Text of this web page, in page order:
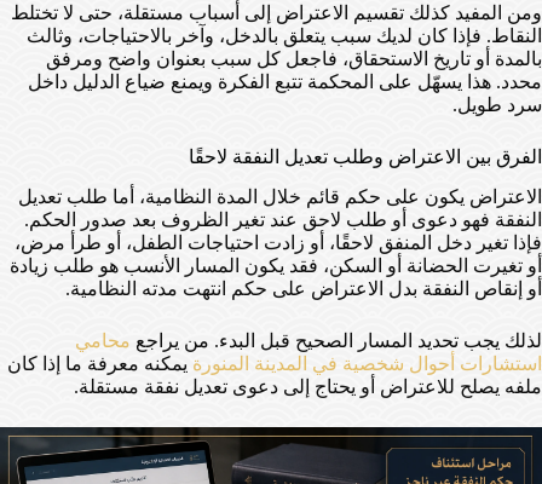
ومن المفيد كذلك تقسيم الاعتراض إلى أسباب مستقلة، حتى لا تختلط
النقاط. فإذا كان لديك سبب يتعلق بالدخل، وآخر بالاحتياجات، وثالث
بالمدة أو تاريخ الاستحقاق، فاجعل كل سبب بعنوان واضح ومرفق
محدد. هذا يسهّل على المحكمة تتبع الفكرة ويمنع ضياع الدليل داخل
سرد طويل.
الفرق بين الاعتراض وطلب تعديل النفقة لاحقًا
الاعتراض يكون على حكم قائم خلال المدة النظامية، أما طلب تعديل
النفقة فهو دعوى أو طلب لاحق عند تغير الظروف بعد صدور الحكم.
فإذا تغير دخل المنفق لاحقًا، أو زادت احتياجات الطفل، أو طرأ مرض،
أو تغيرت الحضانة أو السكن، فقد يكون المسار الأنسب هو طلب زيادة
أو إنقاص النفقة بدل الاعتراض على حكم انتهت مدته النظامية.
لذلك يجب تحديد المسار الصحيح قبل البدء. من يراجع محامي
استشارات أحوال شخصية في المدينة المنورة يمكنه معرفة ما إذا كان
ملفه يصلح للاعتراض أو يحتاج إلى دعوى تعديل نفقة مستقلة.